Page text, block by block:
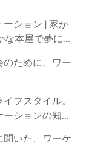
ション | 家か
本屋で夢に近
ために、ワー
フスタイル。
ションの知ら
聞いた、ワーケ